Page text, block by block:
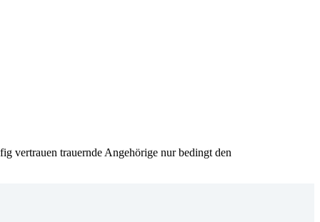
vertrauen trauernde Angehörige nur bedingt den